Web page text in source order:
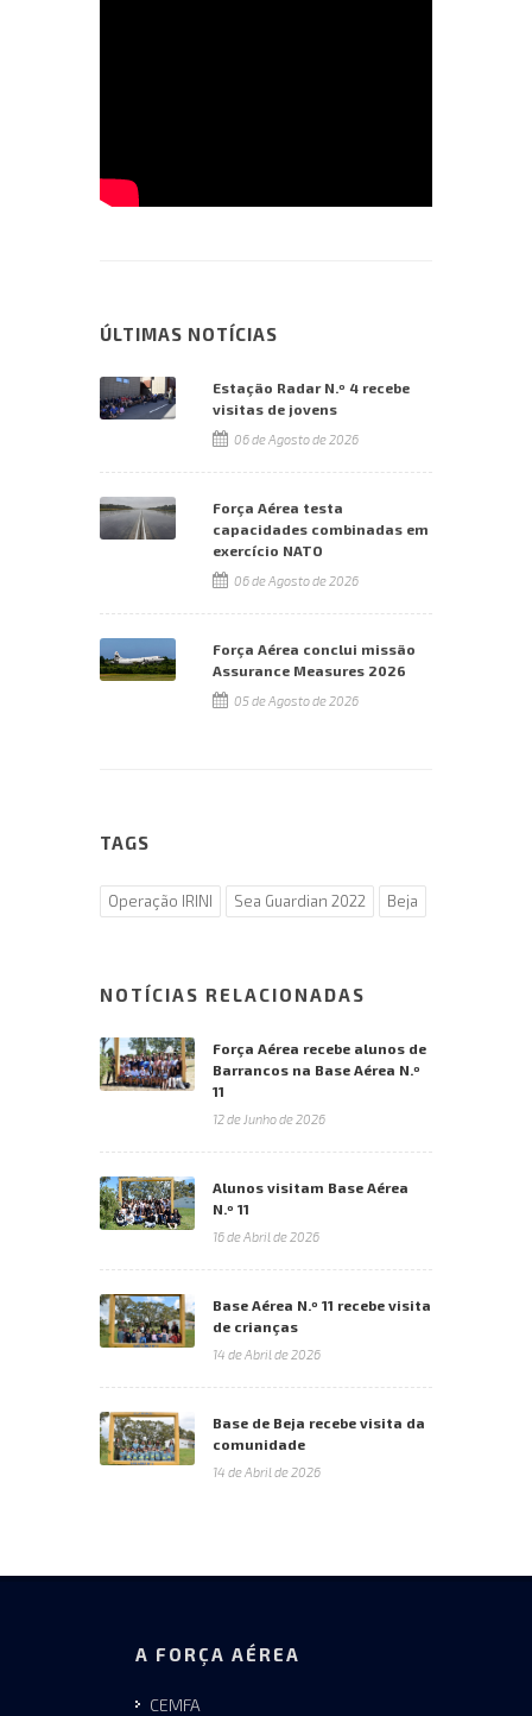
ÚLTIMAS NOTÍCIAS
Estação Radar N.º 4 recebe
visitas de jovens
06 de Agosto de 2026
Força Aérea testa
capacidades combinadas em
exercício NATO
06 de Agosto de 2026
Força Aérea conclui missão
Assurance Measures 2026
05 de Agosto de 2026
TAGS
Operação IRINI Sea Guardian 2022 Beja
NOTÍCIAS RELACIONADAS
Força Aérea recebe alunos de
Barrancos na Base Aérea N.º
11
12 de Junho de 2026
Alunos visitam Base Aérea
N.º 11
16 de Abril de 2026
Base Aérea N.º 11 recebe visita
de crianças
14 de Abril de 2026
Base de Beja recebe visita da
comunidade
14 de Abril de 2026
A FORÇA AÉREA
CEMFA